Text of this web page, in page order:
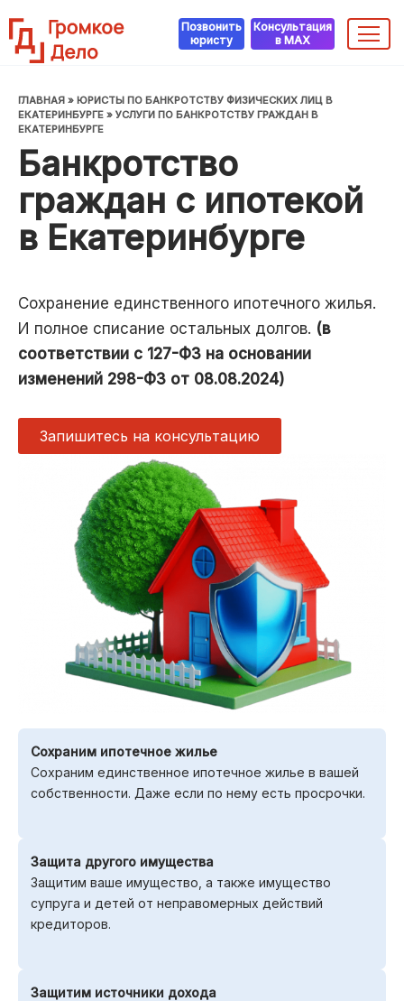
содержанию
Позвонить
юристу
Консультация
в MAX
ГЛАВНАЯ » ЮРИСТЫ ПО БАНКРОТСТВУ ФИЗИЧЕСКИХ ЛИЦ В
ЕКАТЕРИНБУРГЕ » УСЛУГИ ПО БАНКРОТСТВУ ГРАЖДАН В
ЕКАТЕРИНБУРГЕ
Банкротство
граждан с ипотекой
в Екатеринбурге
Сохранение единственного ипотечного жилья.
И полное списание остальных долгов. (в
соответствии с 127-ФЗ на основании
изменений 298-ФЗ от 08.08.2024)
Запишитесь на консультацию
Сохраним ипотечное жилье
Сохраним единственное ипотечное жилье в вашей
собственности. Даже если по нему есть просрочки.
Защита другого имущества
Защитим ваше имущество, а также имущество
супруга и детей от неправомерных действий
кредиторов.
Защитим источники дохода